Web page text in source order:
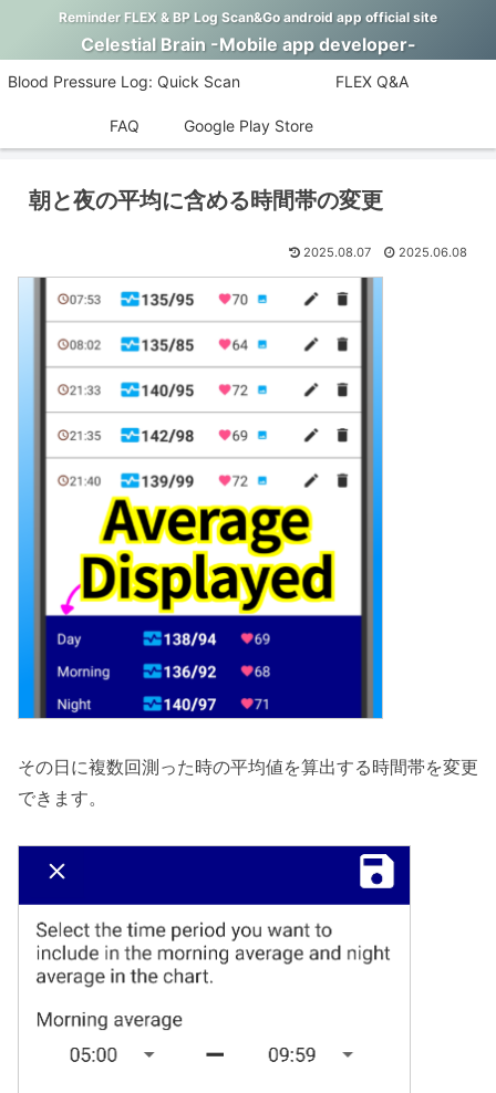
Reminder FLEX & BP Log Scan&Go android app official site
Celestial Brain -Mobile app developer-
Blood Pressure Log: Quick Scan
FAQ
FLEX Q&A
Google Play Store
朝と夜の平均に含める時間帯の変更
2025.08.07 2025.06.08
その日に複数回測った時の平均値を算出する時間帯を変更
できます。